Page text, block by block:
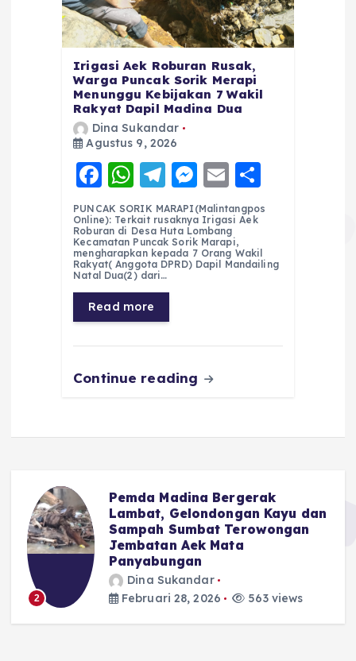
Irigasi Aek Roburan Rusak,
Warga Puncak Sorik Merapi
Menunggu Kebijakan 7 Wakil
Rakyat Dapil Madina Dua
Dina Sukandar
Agustus 9, 2026
F
a
c
e
b
o
o
k
W
h
a
ts
A
p
p
T
el
e
g
r
a
m
M
e
ss
e
n
E
m
ai
l
h
re
PUNCAK SORIK MARAPI(Malintangpos
Online): Terkait rusaknya Irigasi Aek
Roburan di Desa Huta Lombang
Kecamatan Puncak Sorik Marapi,
mengharapkan kepada 7 Orang Wakil
Rakyat( Anggota DPRD) Dapil Mandailing
Natal Dua(2) dari…
Read more
Continue reading
2
Pemda Madina Bergerak
Lambat, Gelondongan Kayu dan
Sampah Sumbat Terowongan
Jembatan Aek Mata
Panyabungan
Dina Sukandar
Februari 28, 2026
563 views